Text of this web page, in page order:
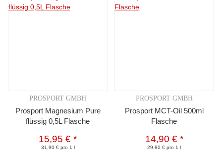
PROSPORT GMBH
Prosport Magnesium Pure
flüssig 0,5L Flasche
15,95 €*
31,90 € pro 1 l
PROSPORT GMBH
Prosport MCT-Oil 500ml
Flasche
14,90 € *
29,80 € pro 1 l